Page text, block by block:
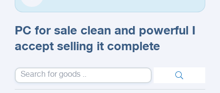
PC for sale clean and powerful I
accept selling it complete